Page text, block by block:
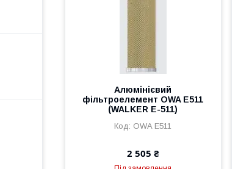
Алюмінієвий
фільтроелемент OWA E511
(WALKER E-511)
OWA E511
2 505 ₴